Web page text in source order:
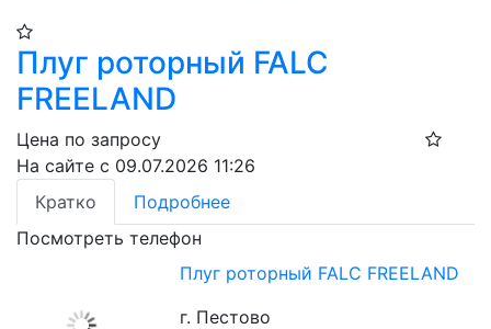
Плуг роторный FALC
FREELAND
Цена по запросу
На сайте с 09.07.2026 11:26
Кратко
Подробнее
Посмотреть телефон
Плуг роторный FALC FREELAND
г. Пестово